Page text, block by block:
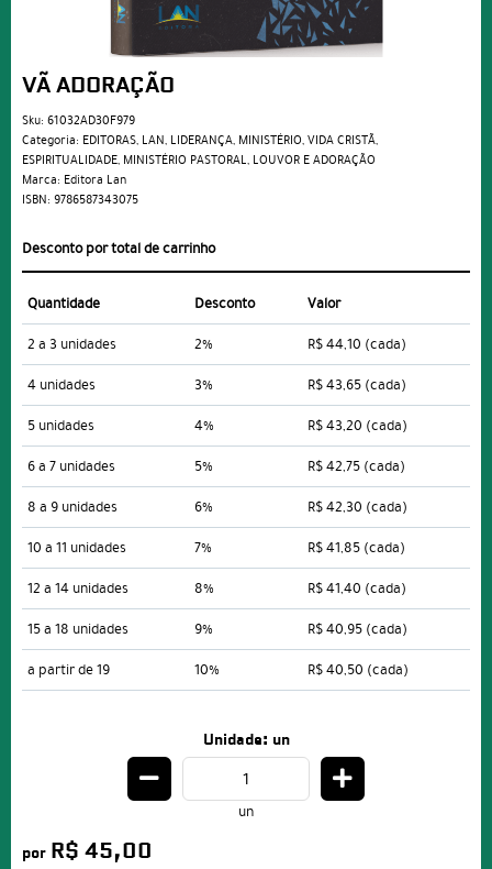
VÃ ADORAÇÃO
Sku: 61032AD30F979
Categoria: EDITORAS, LAN, LIDERANÇA, MINISTÉRIO,VIDA CRISTÃ,
ESPIRITUALIDADE, MINISTÉRIO PASTORAL, LOUVOR E ADORAÇÃO
Marca: Editora Lan
ISBN: 9786587343075
Desconto por total de carrinho
Quantidade Desconto
Valor
2 a 3 unidades
2% R$ 44,10 (cada)
4 unidades
3% R$ 43,65 (cada)
5 unidades
4% R$ 43,20 (cada)
6 a 7 unidades
5% R$ 42,75 (cada)
8 a 9 unidades
6% R$ 42,30 (cada)
10 a 11 unidades
7% R$ 41,85 (cada)
12 a 14 unidades
8% R$ 41,40 (cada)
15 a 18 unidades
9% R$ 40,95 (cada)
a partir de 19
10% R$ 40,50 (cada)
Unidade: un
un
por R$ 45,00